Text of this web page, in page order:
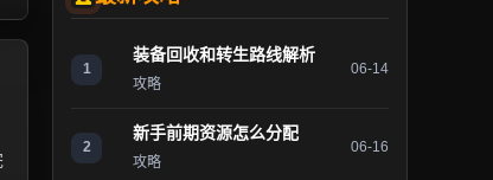
1
装备回收和转生路线解析
攻略
06-14
2
新手前期资源怎么分配
攻略
06-16